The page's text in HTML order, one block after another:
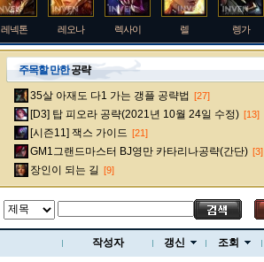
레넥톤 레오나 렉사이 렐 렝가
리븐 리산드라 릴리아 마스터 이
문도 박사 미스 포츈
벨코즈 볼리베어 브라움 브라이어 브랜드
주목할 만한공략
35살 아재도 다1 가는 갱플 공략법 [27]
[D3] 탑 피오라 공략(2021년 10월 24일 수정) [13]
[시즌11] 잭스 가이드 [21]
GM1그랜드마스터 BJ영만 카타리나공략(간단) [3]
장인이 되는 길 [9]
작성자 갱신 조회